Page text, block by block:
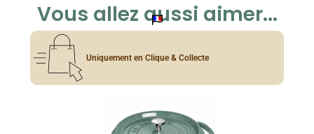
Vous allez aussi aimer...
Uniquement en Clique & Collecte